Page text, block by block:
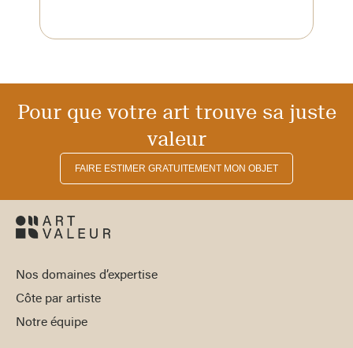
Pour que votre art trouve sa juste
valeur
FAIRE ESTIMER GRATUITEMENT MON OBJET
Nos domaines d’expertise
Côte par artiste
Notre équipe